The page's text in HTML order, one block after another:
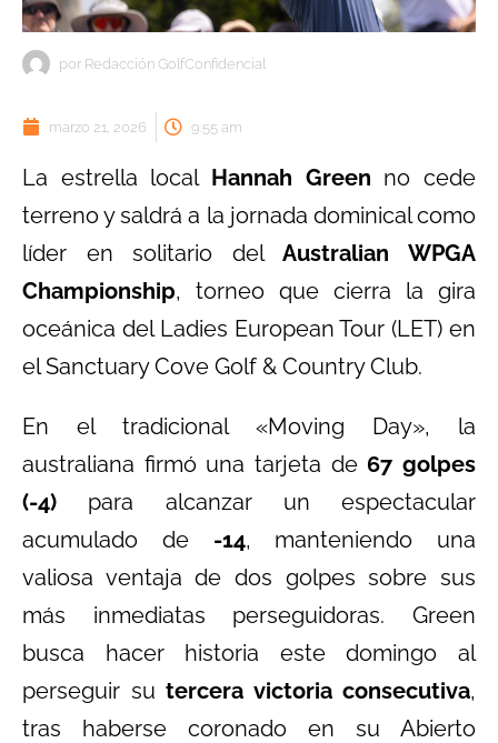
por Redacción GolfConfidencial
marzo 21, 2026 9:55 am
La estrella local Hannah Green no cede
terreno y saldrá a la jornada dominical como
líder en solitario delAustralian WPGA
Championship, torneo que cierra la gira
oceánica del Ladies European Tour (LET) en
el Sanctuary Cove Golf & Country Club.
En el tradicional «Moving Day», la
australiana firmó una tarjeta de 67 golpes
(-4) para alcanzar un espectacular
acumulado de -14, manteniendo una
valiosa ventaja de dos golpes sobre sus
más inmediatas perseguidoras. Green
busca hacer historia este domingo al
perseguir su tercera victoria consecutiva,
tras haberse coronado en su Abierto